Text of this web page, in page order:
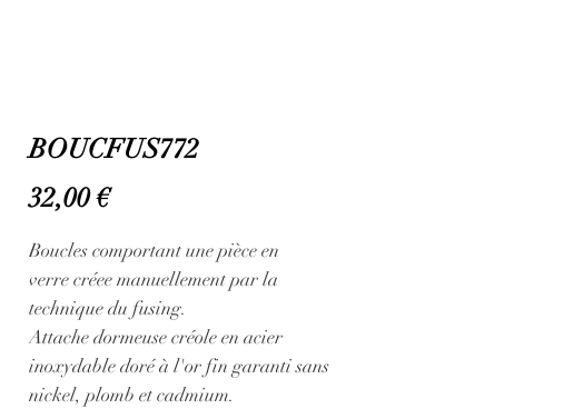
BOUCFUS772
32,00 €Prix
Boucles comportant une pièce en
verre créee manuellement par la
technique du fusing.
Attache dormeuse créole en acier
inoxydable doré à l'or fin garanti sans
nickel, plomb et cadmium.